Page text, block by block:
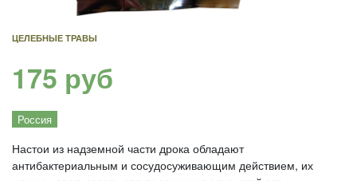
ЦЕЛЕБНЫЕ ТРАВЫ
175 руб
Россия
Настои из надземной части дрока обладают
антибактериальным и сосудосуживающим действием, их